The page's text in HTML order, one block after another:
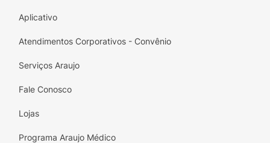
Aplicativo
Atendimentos Corporativos - Convênio
Serviços Araujo
Fale Conosco
Lojas
Programa Araujo Médico